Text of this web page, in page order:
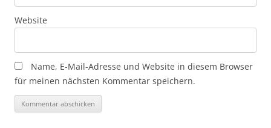
Website
Name, E-Mail-Adresse und Website in diesem Browser
für meinen nächsten Kommentar speichern.